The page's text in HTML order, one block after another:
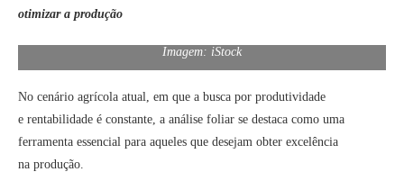
otimizar a produção
Imagem: iStock
No cenário agrícola atual, em que a busca por produtividade
e rentabilidade é constante, a análise foliar se destaca como uma
ferramenta essencial para aqueles que desejam obter excelência
na produção.